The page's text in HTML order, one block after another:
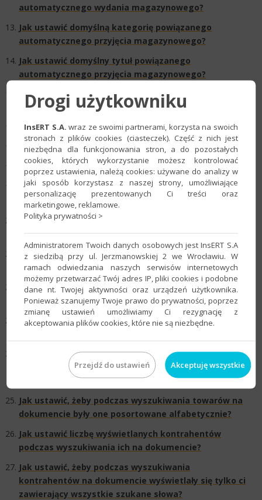
automatycznego wydania magazynowego?​​
Jak ustawić domyślną kategorię powiązanego
automatycznego przyjęcia magazynowego?​
Jak ustawić domyślny tytuł powiązanego
automatycznego przyjęcia magazynowego?
Jak ustawić domyślny podtytuł powiązanego
automatycznego przyjęcia magazynowego?​​
Jak ustawić dane do fiskalizacji?
Jak ustawić domyślny termin płatności?
Jak ustawić obliczanie reszty?​
Jak ustawić dodanie działania po wystawieniu faktury
VAT sprzedaży zaliczkowej cząstkowej?​
Jak ustawić dodanie działania po edycji faktury VAT
Jak włączyć pokazywanie podsumowania w zawartości
dokumentu?​
Jak ustawić maksymalną liczbę wyświetlanych
towarów podczas ich wyszukiwania na dokumencie?
Jak włączyć wyszukiwanie tylko tych towarów, które
Jak ustawić, żeby podczas wyszukiwania towarów na
dokumencie wyświetlały się tylko te zawierające
wszystkie szukane słowa?​​​​
Jak ustawić, żeby podczas wyszukiwania towarów na
dokumencie były one posortowane alfabetycznie?
Jak ustawić liczbę wyświetlanych kontrahentów
podczas wyszukiwania ich na dokumencie?
Jak ustawić, żeby podczas wyszukiwania
kontrahentów na dokumencie wyświetlały się tylko ci
zawierający wszystkie szukane słowa?​​​
Drogi użytkowniku
InsERT S.A. wraz ze swoimi partnerami, korzysta na swoich
stronach z plików cookies (ciasteczek). Część z nich jest
niezbędna dla funkcjonowania stron, a do pozostałych
cookies, których wykorzystanie możesz kontrolować
poprzez ustawienia, należą cookies: używane do analizy w
jaki sposób korzystasz z naszej strony, umożliwiające
personalizację prezentowanych Ci treści oraz
marketingowe, reklamowe.
Polityka prywatności >
Administratorem Twoich danych osobowych jest InsERT S.A
z siedzibą przy ul. Jerzmanowskiej 2 we Wrocławiu. W
ramach odwiedzania naszych serwisów internetowych
możemy przetwarzać Twój adres IP, pliki cookies i podobne
dane nt. Twojej aktywności oraz urządzeń użytkownika.
Ponieważ szanujemy Twoje prawo do prywatności, poprzez
zmianę ustawień umożliwiamy Ci rezygnację z
akceptowania plików cookies, które nie są niezbędne.
Przejdź do ustawień Akceptuję wszystkie